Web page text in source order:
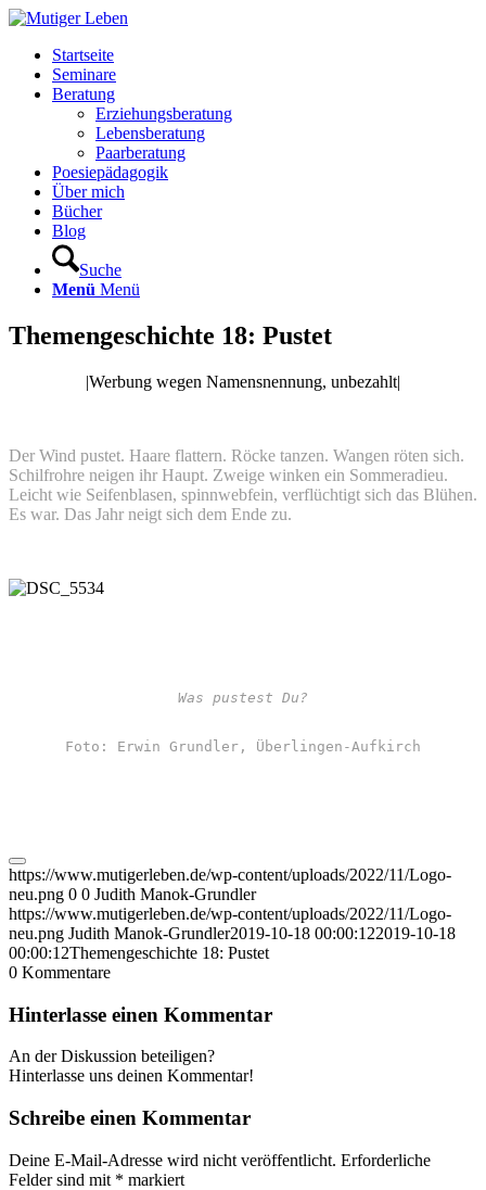
Startseite
Seminare
Beratung
Erziehungsberatung
Lebensberatung
Paarberatung
Poesiepädagogik
Über mich
Bücher
Blog
Suche
Menü Menü
Themengeschichte 18: Pustet
|Werbung wegen Namensnennung, unbezahlt|
Der Wind pustet. Haare flattern. Röcke tanzen. Wangen röten sich.
Schilfrohre neigen ihr Haupt. Zweige winken ein Sommeradieu.
Leicht wie Seifenblasen, spinnwebfein, verflüchtigt sich das Blühen.
Es war. Das Jahr neigt sich dem Ende zu.
Was pustest Du?
Foto: Erwin Grundler, Überlingen-Aufkirch
https://www.mutigerleben.de/wp-content/uploads/2022/11/Logo-
neu.png 0 0 Judith Manok-Grundler
https://www.mutigerleben.de/wp-content/uploads/2022/11/Logo-
neu.png Judith Manok-Grundler2019-10-18 00:00:122019-10-18
00:00:12Themengeschichte 18: Pustet
0 Kommentare
Hinterlasse einen Kommentar
An der Diskussion beteiligen?
Hinterlasse uns deinen Kommentar!
Schreibe einen Kommentar
Deine E-Mail-Adresse wird nicht veröffentlicht. Erforderliche
Felder sind mit * markiert